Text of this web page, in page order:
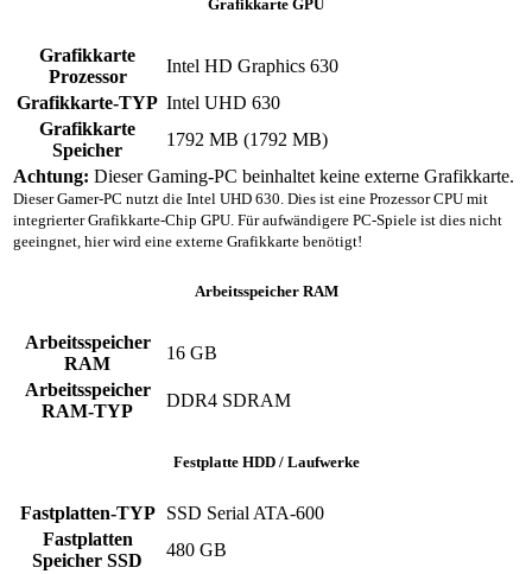
Grafikkarte GPU
Grafikkarte
Prozessor
Intel HD Graphics 630
Grafikkarte-TYP Intel UHD 630
Grafikkarte
Speicher
1792 MB (1792 MB)
Achtung: Dieser Gaming-PC beinhaltet keine externe Grafikkarte.
Dieser Gamer-PC nutzt die Intel UHD 630. Dies ist eine Prozessor CPU mit
integrierter Grafikkarte-Chip GPU. Für aufwändigere PC-Spiele ist dies nicht
geeingnet, hier wird eine externe Grafikkarte benötigt!
Arbeitsspeicher RAM
Arbeitsspeicher
RAM
16 GB
Arbeitsspeicher
RAM-TYP
DDR4 SDRAM
Festplatte HDD / Laufwerke
Fastplatten-TYP
SSD Serial ATA-600
Fastplatten
Speicher SSD
480 GB